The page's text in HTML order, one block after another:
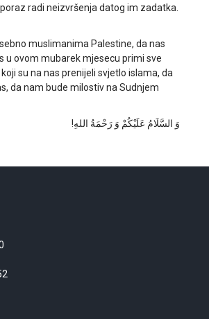
radi neizvršenja datog im zadatka.
muslimanima Palestine, da nas
u ovom mubarek mjesecu primi sve
su na nas prenijeli svjetlo islama, da
da nam bude milostiv na Sudnjem
وَ السَّلَامُ عَلَيْكُمْ وَ رَحْمَةُ اللهِ!